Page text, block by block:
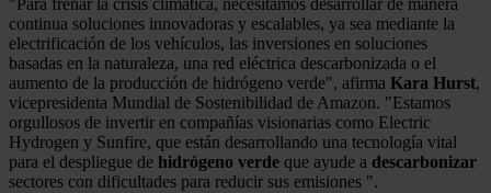
"Para frenar la crisis climática, necesitamos desarrollar de manera
continua soluciones innovadoras y escalables, ya sea mediante la
electrificación de los vehículos, las inversiones en soluciones
basadas en la naturaleza, una red eléctrica descarbonizada o el
aumento de la producción de hidrógeno verde", afirma Kara Hurst,
vicepresidenta Mundial de Sostenibilidad de Amazon. "Estamos
orgullosos de invertir en compañías visionarias como Electric
Hydrogen y Sunfire, que están desarrollando una tecnología vital
para el despliegue de hidrógeno verde que ayude a descarbonizar
sectores con dificultades para reducir sus emisiones ".